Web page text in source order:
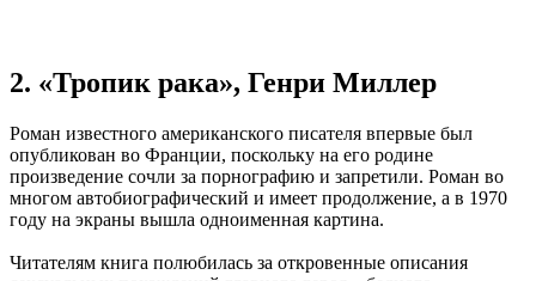
2. «Тропик рака», Генри Миллер
Роман известного американского писателя впервые был
опубликован во Франции, поскольку на его родине
произведение сочли за порнографию и запретили. Роман во
многом автобиографический и имеет продолжение, а в 1970
году на экраны вышла одноименная картина.
Читателям книга полюбилась за откровенные описания